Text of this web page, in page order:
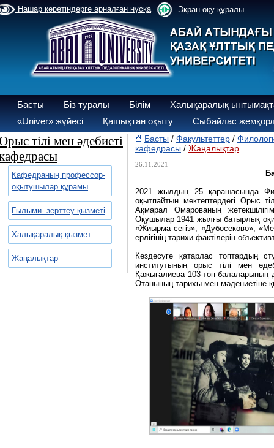
Нашар көретіндерге арналған нұсқа Экран оқу құралы
Басты Біз туралы Білім
Халықаралық
«Univer» жүйесі
Қашықтан оқыту Сыбайлас
тілі мен әдебиеті
Кафедраның профессор-
оқытушылар құрамы
Ғылыми- зерттеу қызметі
Халықаралық қызмет
Жаңалықтар
Басты / Факультеттер /
кафедрасы / Жаңалықтар
26.11.2021
2021 жылдың 25 қарашасында
оқытпайтын мектептердегі Орыс
Ақмарал Омарованың
Оқушылар 1941 жылғы батырлық
«Жиырма сегіз», «Дубосеково»,
ерлігінің тарихи фактілерін
Кездесуге қатарлас топтардың
институтының орыс тілі мен
Қажығалиева 103-топ балаларының
Отанының тарихы мен мәдениетіне